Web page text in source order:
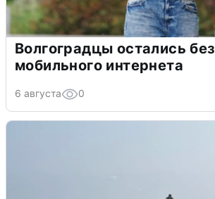
Волгоградцы остались без
мобильного интернета
6 августа 0